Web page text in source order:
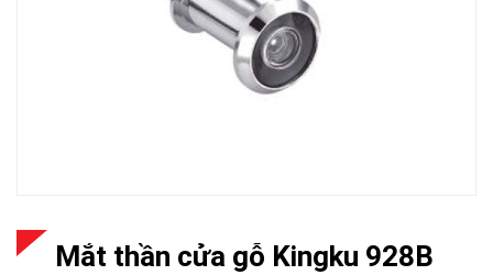
Mắt thần cửa gỗ Kingku 928B